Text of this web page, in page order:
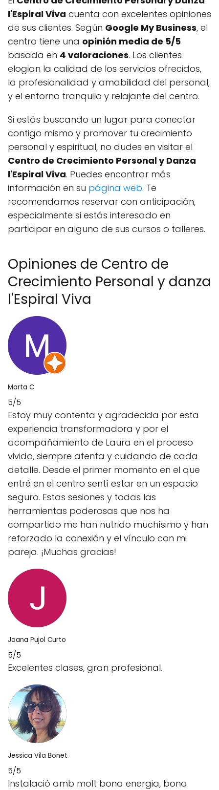
l'Espiral Viva cuenta con excelentes opiniones
de sus clientes. Según Google My Business, el
centro tiene una opinión media de 5/5
basada en 4 valoraciones. Los clientes
elogian la calidad de los servicios ofrecidos,
la profesionalidad y amabilidad del personal,
y el entorno tranquilo y relajante del centro.
Si estás buscando un lugar para conectar
contigo mismo y promover tu crecimiento
personal y espiritual, no dudes en visitar el
Centro de Crecimiento Personal y Danza
l'Espiral Viva. Puedes encontrar más
información en su página web. Te
recomendamos reservar con anticipación,
especialmente si estás interesado en
participar en alguno de sus cursos o talleres.
Opiniones de Centro de
Crecimiento Personal y danza
l'Espiral Viva
Marta C
5/5
Estoy muy contenta y agradecida por esta
experiencia transformadora y por el
acompañamiento de Laura en el proceso
vivido, siempre atenta y cuidando de cada
detalle. Desde el primer momento en el que
entré en el centro sentí estar en un espacio
seguro. Estas sesiones y todas las
herramientas poderosas que nos ha
compartido me han nutrido muchísimo y han
reforzado la conexión y el vínculo con mi
pareja. ¡Muchas gracias!
Joana Pujol Curto
5/5
Excelentes clases, gran profesional.
Jessica Vila Bonet
5/5
Instalació amb molt bona energia, bona